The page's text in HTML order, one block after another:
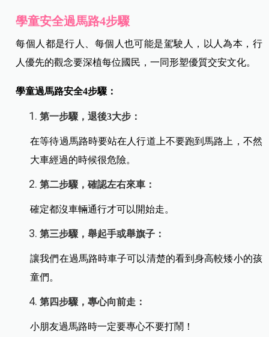
學童安全過馬路4步驟
每個人都是行人、每個人也可能是駕駛人，以人為本，行
人優先的觀念要深植每位國民，一同形塑優質交安文化。
學童過馬路安全4步驟：
第一步驟，退後3大步：
在等待過馬路時要站在人行道上不要跑到馬路上，不然
大車經過的時候很危險。
第二步驟，確認左右來車：
確定都沒車輛通行才可以開始走。
第三步驟，舉起手或舉旗子：
讓我們在過馬路時車子可以清楚的看到身高較矮小的孩
童們。
第四步驟，專心向前走：
小朋友過馬路時一定要專心不要打鬧！